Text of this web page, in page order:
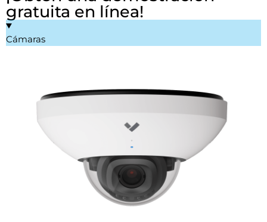
gratuita en línea!
Cámaras